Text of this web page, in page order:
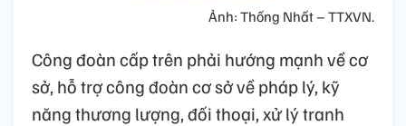
Ảnh: Thống Nhất – TTXVN.
Công đoàn cấp trên phải hướng mạnh về cơ
sở, hỗ trợ công đoàn cơ sở về pháp lý, kỹ
năng thương lượng, đối thoại, xử lý tranh